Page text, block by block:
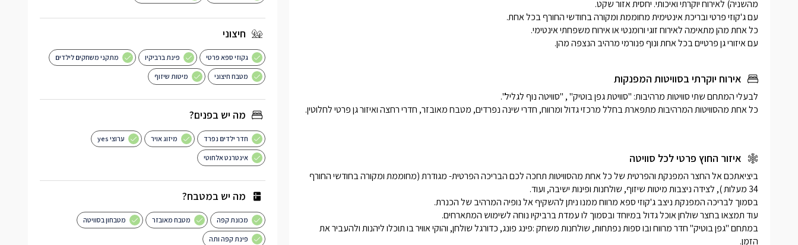
עם איזורי גן פרטיים בכל אחת ונוף פנורמי מרהיב הנצפה מהן.
אירוח יוקרתי בסוויטות המפנקות
איזור החוץ פרטי לכל סוויטה
חיצוני
גקוזי ספא פרטי פינת ברביקיו מתקני משחקים לילדים
מטבח חיצוני מיטות שיזוף
מה יש בפנים?
חדר ילדים נפרד מיזוג אויר ערוצי yes
אינטרנט אלחוטי
מה יש במטבח?
מכונת קפה מטבח מאובזר מטבחון בסוויטה
פינת קפה ותה